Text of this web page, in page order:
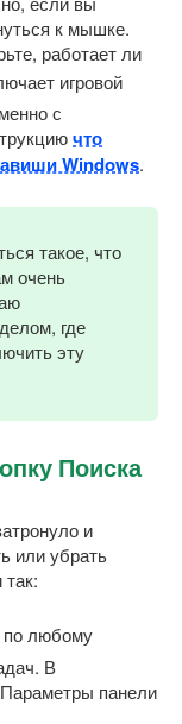
к мышке.
работает ли
игровой
с
что
Windows.
такое, что
очень
где
эту
Поиска
и
или убрать
любому
В
панели